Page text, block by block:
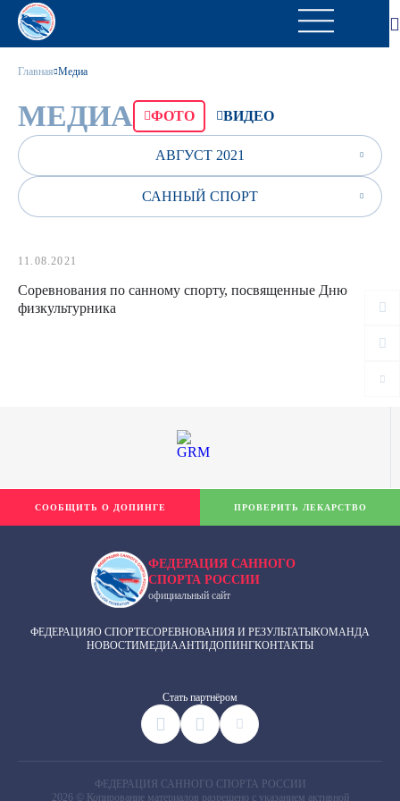
Главная Медиа
МЕДИА ФОТО ВИДЕО
АВГУСТ 2021
САННЫЙ СПОРТ
11.08.2021
Соревнования по санному спорту, посвященные Дню
физкультурника
ФЕДЕРАЦИЯ САННОГО
СПОРТА РОССИИ
официальный сайт
ФЕДЕРАЦИЯО СПОРТЕСОРЕВНОВАНИЯ И РЕЗУЛЬТАТЫКОМАНДА
НОВОСТИМЕДИААНТИДОПИНГКОНТАКТЫ
Cтать партнёром
СООБЩИТЬ О ДОПИНГЕ ПРОВЕРИТЬ ЛЕКАРСТВО
ФЕДЕРАЦИЯ САННОГО СПОРТА РОССИИ
2026 © Копирование материалов разрешено с указанием активной